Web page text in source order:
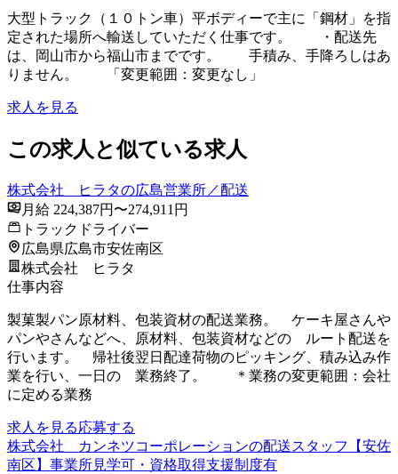
大型トラック（１０トン車）平ボディーで主に「鋼材」を指
定された場所へ輸送していただく仕事です。 ・配送先
は、岡山市から福山市までです。 手積み、手降ろしはあ
りません。 「変更範囲：変更なし」
求人を見る
この求人と似ている求人
株式会社 ヒラタの広島営業所／配送
月給 224,387円〜274,911円
トラックドライバー
広島県広島市安佐南区
株式会社 ヒラタ
仕事内容
製菓製パン原材料、包装資材の配送業務。 ケーキ屋さんや
パンやさんなどへ、原材料、包装資材などの ルート配送を
行います。 帰社後翌日配達荷物のピッキング、積み込み作
業を行い、一日の 業務終了。 ＊業務の変更範囲：会社
に定める業務
求人を見る応募する
株式会社 カンネツコーポレーションの配送スタッフ【安佐
南区】事業所見学可・資格取得支援制度有